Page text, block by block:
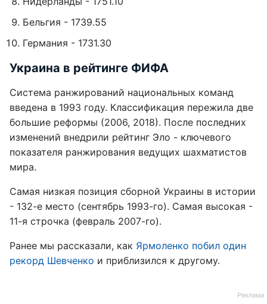
Бельгия - 1739.55
Германия - 1731.30
Украина в рейтинге ФИФА
Система ранжирований национальных команд
введена в 1993 году. Классификация пережила две
большие реформы (2006, 2018). После последних
изменений внедрили рейтинг Эло - ключевого
показателя ранжирования ведущих шахматистов
мира.
Самая низкая позиция сборной Украины в истории
- 132-е место (сентябрь 1993-го). Самая высокая -
11-я строчка (февраль 2007-го).
Ранее мы рассказали, как Ярмоленко побил один
рекорд Шевченко и приблизился к другому.